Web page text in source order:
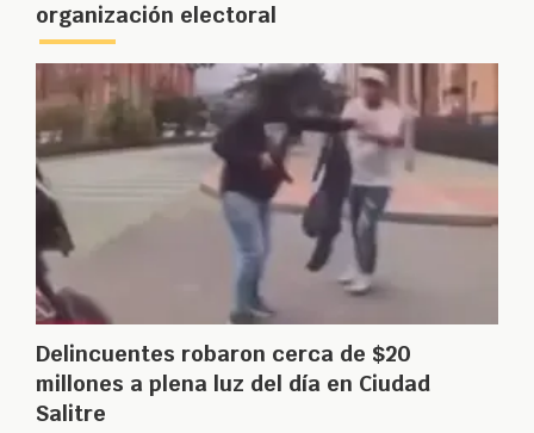
organización electoral
Delincuentes robaron cerca de $20
millones a plena luz del día en Ciudad
Salitre